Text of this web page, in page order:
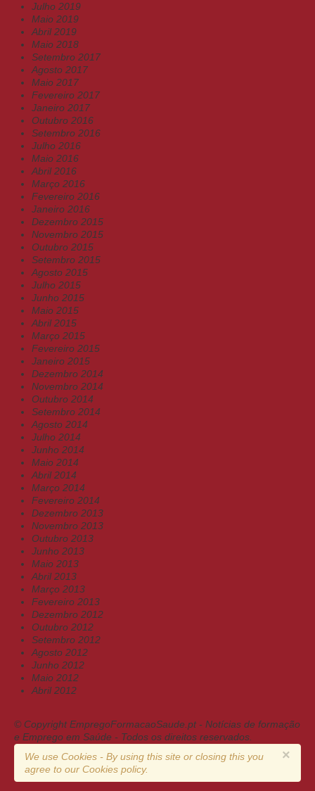
Julho 2019
Maio 2019
Abril 2019
Maio 2018
Setembro 2017
Agosto 2017
Maio 2017
Fevereiro 2017
Janeiro 2017
Outubro 2016
Setembro 2016
Julho 2016
Maio 2016
Abril 2016
Março 2016
Fevereiro 2016
Janeiro 2016
Dezembro 2015
Novembro 2015
Outubro 2015
Setembro 2015
Agosto 2015
Julho 2015
Junho 2015
Maio 2015
Abril 2015
Março 2015
Fevereiro 2015
Janeiro 2015
Dezembro 2014
Novembro 2014
Outubro 2014
Setembro 2014
Agosto 2014
Julho 2014
Junho 2014
Maio 2014
Abril 2014
Março 2014
Fevereiro 2014
Dezembro 2013
Novembro 2013
Outubro 2013
Junho 2013
Maio 2013
Abril 2013
Março 2013
Fevereiro 2013
Dezembro 2012
Outubro 2012
Setembro 2012
Agosto 2012
Junho 2012
Maio 2012
Abril 2012
© Copyright EmpregoFormacaoSaude.pt - Notícias de formação
e Emprego em Saúde - Todos os direitos reservados.
×
We use Cookies - By using this site or closing this you
agree to our Cookies policy.